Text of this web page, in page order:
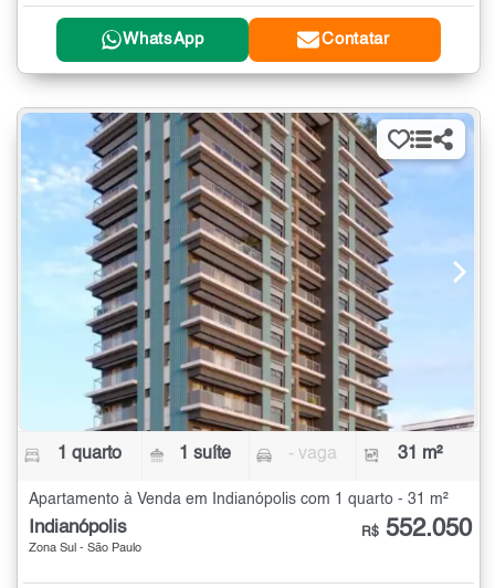
WhatsApp Contatar
1 quarto 1 suíte - vaga 31 m²
Apartamento à Venda em Indianópolis com 1 quarto - 31 m²
Indianópolis
Zona Sul - São Paulo
R$ 552.050